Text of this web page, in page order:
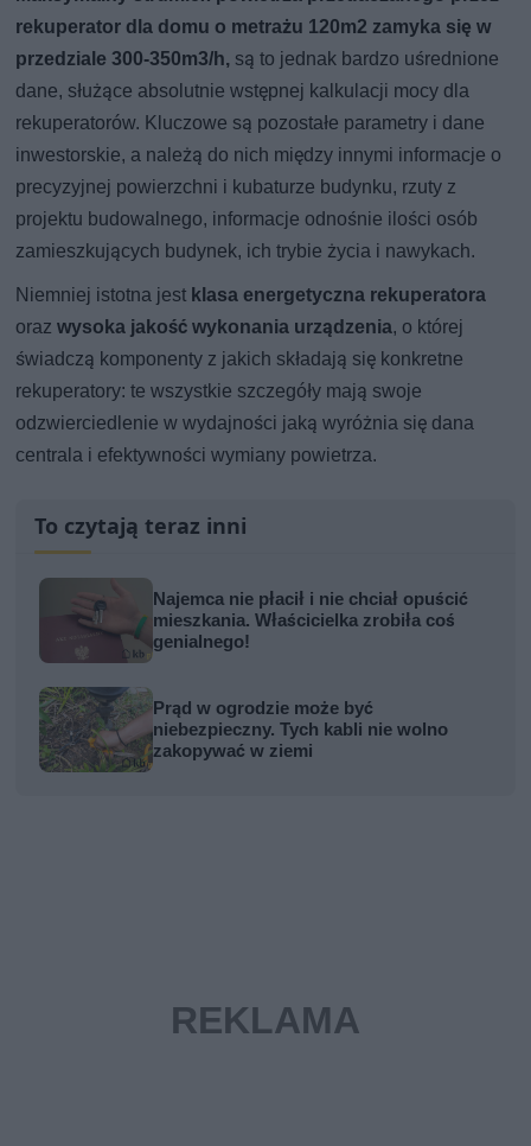
rekuperator dla domu o metrażu 120m2 zamyka się w
przedziale 300-350m3/h, są to jednak bardzo uśrednione
dane, służące absolutnie wstępnej kalkulacji mocy dla
rekuperatorów. Kluczowe są pozostałe parametry i dane
inwestorskie, a należą do nich między innymi informacje o
precyzyjnej powierzchni i kubaturze budynku, rzuty z
projektu budowalnego, informacje odnośnie ilości osób
zamieszkujących budynek, ich trybie życia i nawykach.
Niemniej istotna jest klasa energetyczna rekuperatora
orazwysoka jakość wykonania urządzenia, o której
świadczą komponenty z jakich składają się konkretne
rekuperatory: te wszystkie szczegóły mają swoje
odzwierciedlenie w wydajności jaką wyróżnia się dana
centrala i efektywności wymiany powietrza.
To czytają teraz inni
Najemca nie płacił i nie chciał opuścić
mieszkania. Właścicielka zrobiła coś
genialnego!
Prąd w ogrodzie może być
niebezpieczny. Tych kabli nie wolno
zakopywać w ziemi